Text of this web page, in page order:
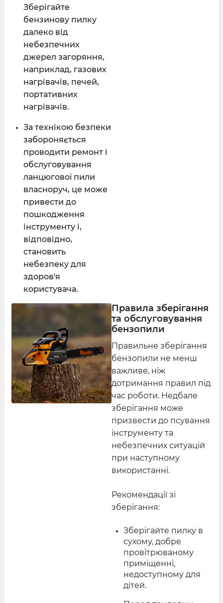
Зберігайте
бензинову пилку
далеко від
небезпечних
джерел загоряння,
наприклад, газових
нагрівачів, печей,
портативних
нагрівачів.
За технікою безпеки
забороняється
проводити ремонт і
обслуговування
ланцюгової пили
власноруч, це може
привести до
пошкодження
інструменту і,
відповідно,
становить
небезпеку для
здоров'я
користувача.
Правила зберігання
та обслуговування
бензопили
Правильне зберігання
бензопили не менш
важливе, ніж
дотримання правил під
час роботи. Недбале
зберігання може
призвести до псування
інструменту та
небезпечних ситуацій
при наступному
використанні.
Рекомендації зі
зберігання:
Зберігайте пилку в
сухому, добре
провітрюваному
приміщенні,
недоступному для
дітей.